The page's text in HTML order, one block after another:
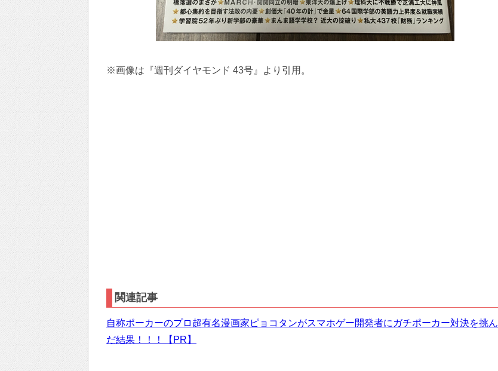
※画像は『週刊ダイヤモンド 43号』より引用。
関連記事
自称ポーカーのプロ超有名漫画家ピョコタンがスマホゲー開発者にガチポーカー対決を挑ん
だ結果！！！【PR】